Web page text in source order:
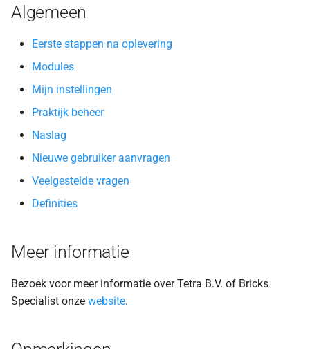
e
Algemeen
Eerste stappen na oplevering
Modules
Mijn instellingen
Praktijk beheer
Naslag
Nieuwe gebruiker aanvragen
Veelgestelde vragen
Definities
Meer informatie
Bezoek voor meer informatie over Tetra B.V. of Bricks
Specialist onze website.